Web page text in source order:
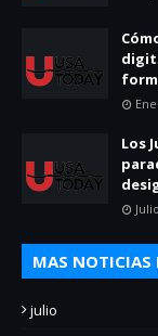
Los
MAS
julio